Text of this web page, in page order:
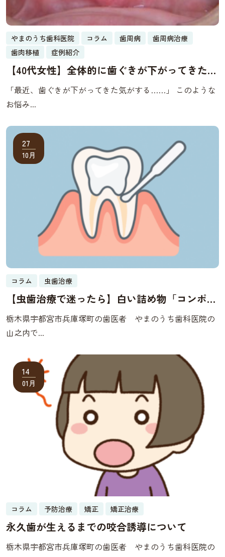
やまのうち歯科医院 コラム 歯周病
歯周病治療
歯肉移植
症例紹介
【40代女性】全体的に歯ぐきが下がってきた｜
特に下の前歯の歯肉退縮を歯肉移植で改善した
症例
「最近、歯ぐきが下がってきた気がする……」 このような
お悩み...
27
10月
コラム 虫歯治療
【虫歯治療で迷ったら】白い詰め物「コンポジ
ットレジン」とは？見た目・耐久性など徹底解
説
栃木県宇都宮市兵庫塚町の歯医者 やまのうち歯科医院の
山之内で...
14
01月
コラム 予防治療 矯正 矯正治療
永久歯が生えるまでの咬合誘導について
栃木県宇都宮市兵庫塚町の歯医者 やまのうち歯科医院の